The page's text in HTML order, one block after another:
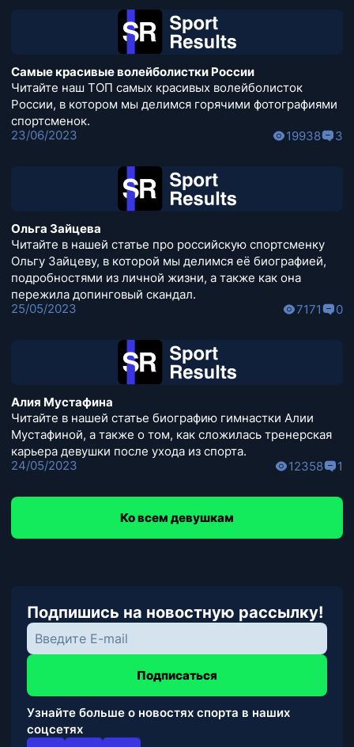
Самые красивые волейболистки России
Читайте наш ТОП самых красивых волейболисток
России, в котором мы делимся горячими фотографиями
спортсменок.
23/06/2023
19938 3
Ольга Зайцева
Читайте в нашей статье про российскую спортсменку
Ольгу Зайцеву, в которой мы делимся её биографией,
подробностями из личной жизни, а также как она
пережила допинговый скандал.
25/05/2023
7171 0
Алия Мустафина
Читайте в нашей статье биографию гимнастки Алии
Мустафиной, а также о том, как сложилась тренерская
карьера девушки после ухода из спорта.
24/05/2023
12358 1
Ко всем девушкам
Подпишись на новостную рассылку!
Подписаться
Узнайте больше о новостях спорта в наших
соцсетях